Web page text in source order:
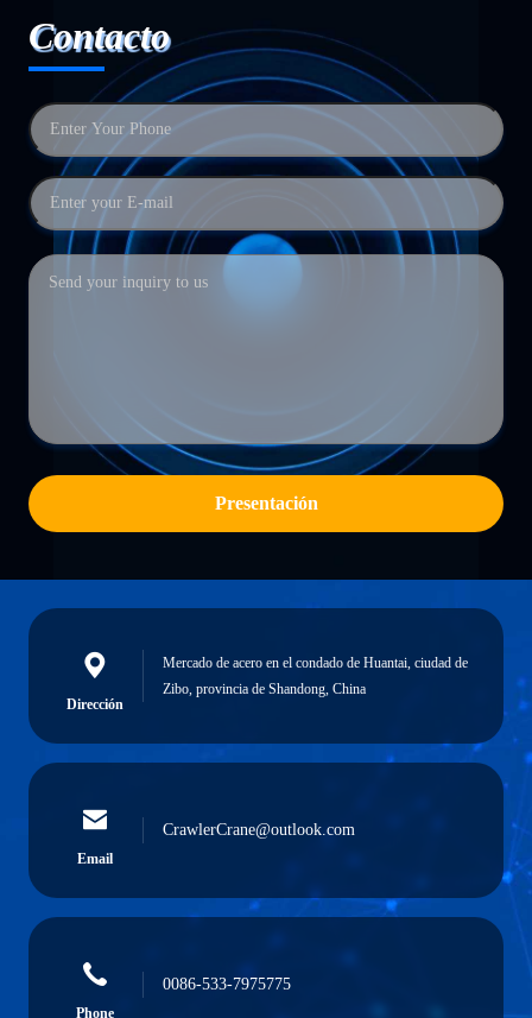
Contacto
Presentación
Dirección
Mercado de acero en el condado de Huantai, ciudad de
Zibo, provincia de Shandong, China
Email
CrawlerCrane@outlook.com
Phone
0086-533-7975775